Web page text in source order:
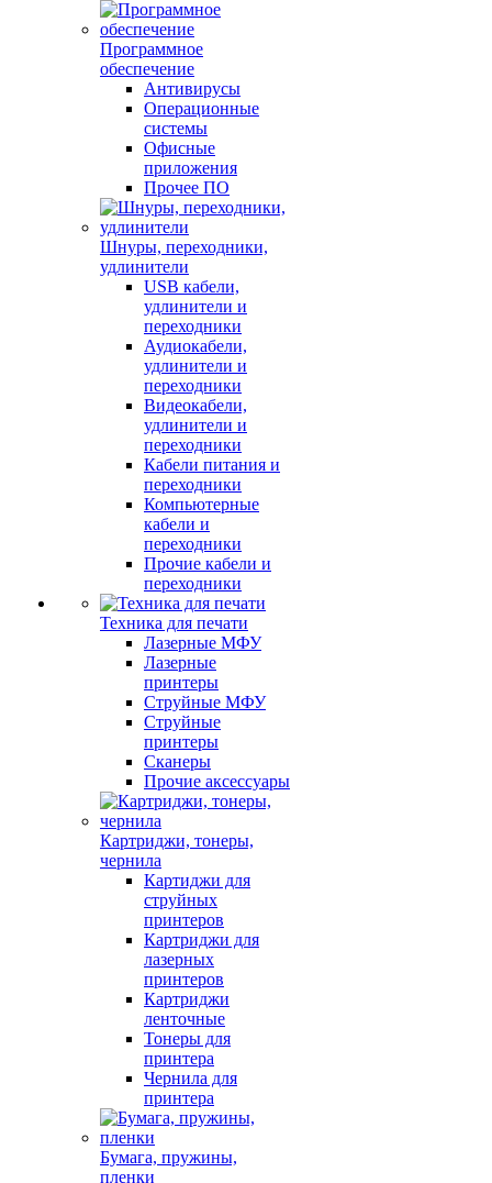
Программное
обеспечение
Антивирусы
Операционные
системы
Офисные
приложения
Прочее ПО
Шнуры, переходники,
удлинители
USB кабели,
удлинители и
переходники
Аудиокабели,
удлинители и
переходники
Видеокабели,
удлинители и
переходники
Кабели питания и
переходники
Компьютерные
кабели и
переходники
Прочие кабели и
переходники
Техника для печати
Лазерные МФУ
Лазерные
принтеры
Струйные МФУ
Струйные
принтеры
Сканеры
Прочие аксессуары
Картриджи, тонеры,
чернила
Картиджи для
струйных
принтеров
Картриджи для
лазерных
принтеров
Картриджи
ленточные
Тонеры для
принтера
Чернила для
принтера
Бумага, пружины,
пленки